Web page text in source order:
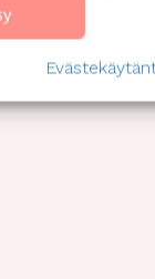
personoidun
parantaminen,
657 8008